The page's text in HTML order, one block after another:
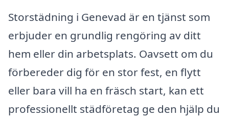
Storstädning i Genevad är en tjänst som
erbjuder en grundlig rengöring av ditt
hem eller din arbetsplats. Oavsett om du
förbereder dig för en stor fest, en flytt
eller bara vill ha en fräsch start, kan ett
professionellt städföretag ge den hjälp du